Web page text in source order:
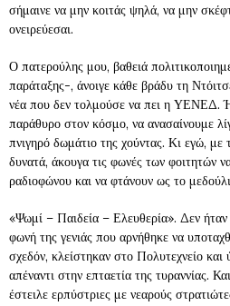
σήμαινε να μην κοιτάς ψηλά, να μην
ονειρεύεσαι.
Ο πατερούλης μου, βαθειά
παράταξης-, άνοιγε κάθε βράδυ τη
νέα που δεν τολμούσε να πει η ΥΕΝΕΔ.
παράθυρο στον κόσμο, να ανασαίνουμε
πνιγηρό δωμάτιο της χούντας. Κι εγώ, με
δυνατά, άκουγα τις φωνές των φοιτητών
ραδιοφώνου και να φτάνουν ως το
«Ψωμί – Παιδεία – Ελευθερία». Δεν
φωνή της γενιάς που αρνήθηκε να
σχεδόν, κλείστηκαν στο Πολυτεχνείο
απέναντι στην επταετία της τυραννίας.
έστειλε ερπύστριες με νεαρούς